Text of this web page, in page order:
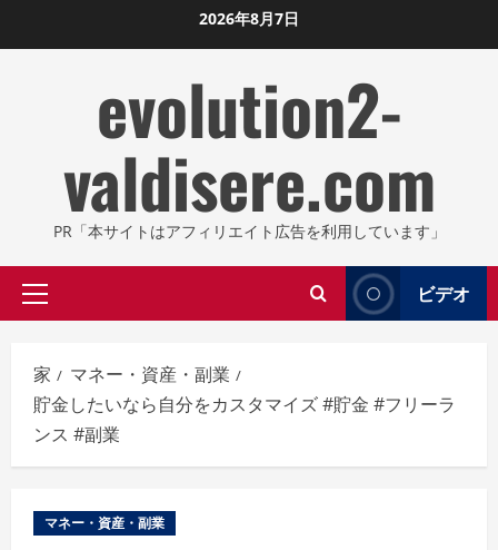
ン
2026年8月7日
evolution2-
valdisere.com
PR「本サイトはアフィリエイト広告を利用しています」
プ
イ
マ
リ
メ
ニ
ー
ビデオ
家
マネー・資産・副業
貯金したいなら自分をカスタマイズ #貯金 #フリーラ
ンス #副業
マネー・資産・副業